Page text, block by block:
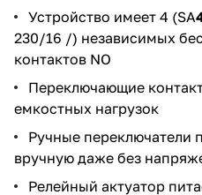
Устройство имеет 4 (SA
230/16 /) независимых
контактов NO
Переключающие
емкостных нагрузок
Ручные переключатели
вручную даже без
Релейный актуатор